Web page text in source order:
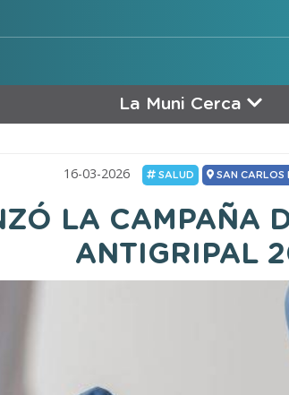
La Muni Cerca
16-03-2026 SALUD SAN CARLOS
LA CAMPAÑA
ANTIGRIPAL